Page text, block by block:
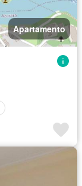
Apartamento